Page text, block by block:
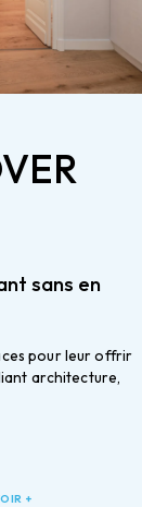
sans en
pour leur offrir
architecture,
+